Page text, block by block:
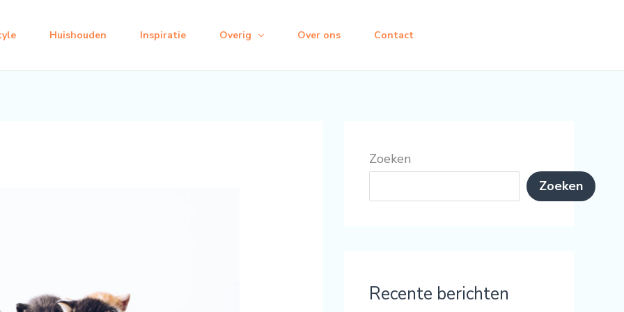
Huishouden Inspiratie Overig Over ons Contact
Zoeken
Zoeken
Recente berichten